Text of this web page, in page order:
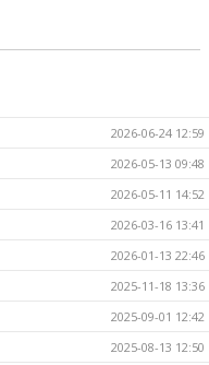
2026-06-24 12:59
2026-05-13 09:48
2026-05-11 14:52
2026-03-16 13:41
2026-01-13 22:46
2025-11-18 13:36
2025-09-01 12:42
2025-08-13 12:50